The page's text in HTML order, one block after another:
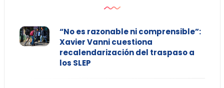
“No es razonable ni comprensible”:
Xavier Vanni cuestiona
recalendarización del traspaso a
los SLEP